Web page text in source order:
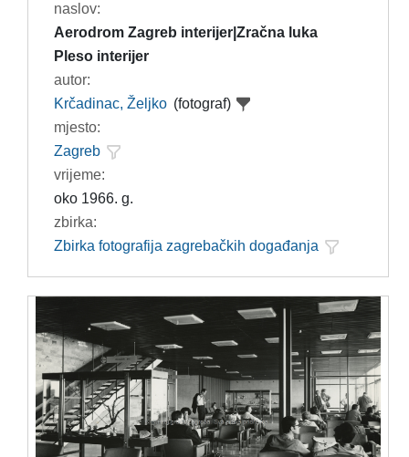
naslov:
Aerodrom Zagreb interijer|Zračna luka
Pleso interijer
autor:
Krčadinac, Željko (fotograf)
mjesto:
Zagreb
vrijeme:
oko 1966. g.
zbirka:
Zbirka fotografija zagrebačkih događanja